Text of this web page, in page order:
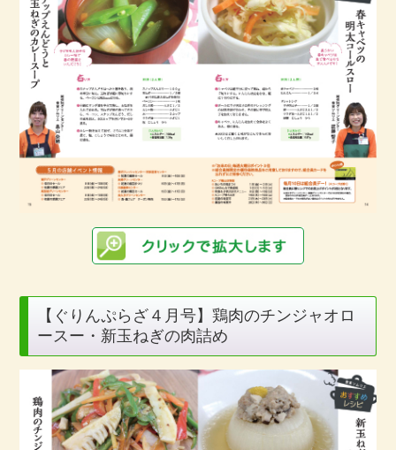
【ぐりんぷらざ４月号】鶏肉のチンジャオロ
ースー・新玉ねぎの肉詰め